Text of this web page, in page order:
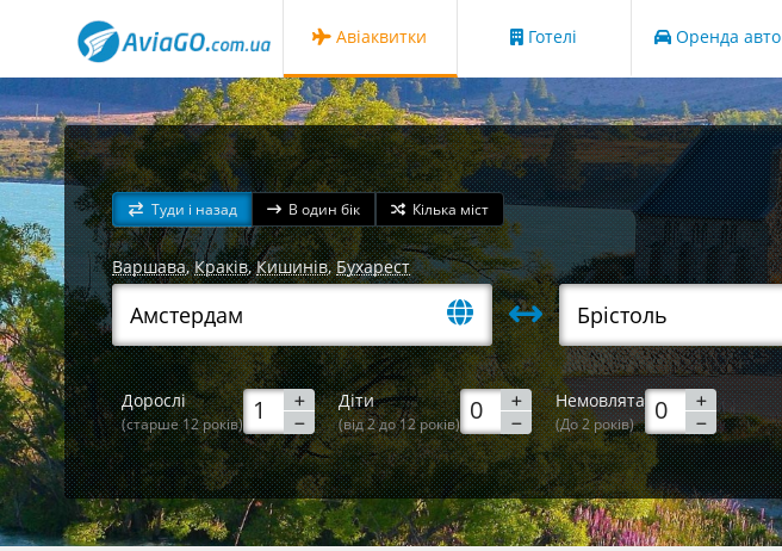
Авіаквитки Готелі Оренда авто
Туди і назад В один бік Кілька міст
Варшава,Краків,Кишинів,Бухарест
Дорослі
(старше 12 років)
Діти
(від 2 до 12 років)
Немовлята
(До 2 років)